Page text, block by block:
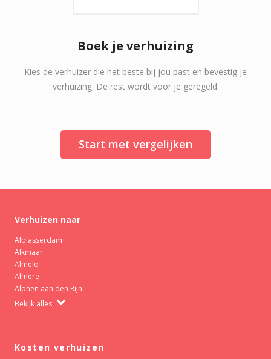
Boek je verhuizing
Kies de verhuizer die het beste bij jou past en bevestig je
verhuizing. De rest wordt voor je geregeld.
Start met vergelijken
Verhuizen naar
Alblasserdam
Alkmaar
Almelo
Almere
Alphen aan den Rijn
Bekijk alles
Kosten verhuizen